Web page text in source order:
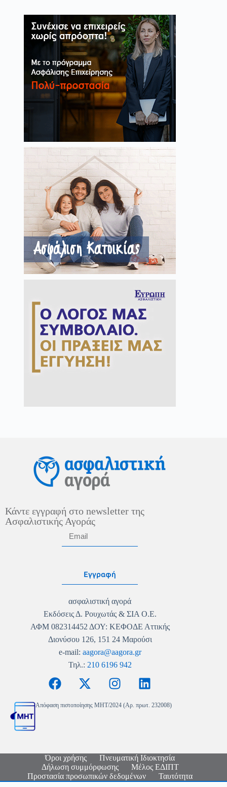
Κάντε εγγραφή στο newsletter της
Ασφαλιστικής Αγοράς
Εγγραφή
ασφαλιστική αγορά
Εκδόσεις Δ. Ρουχωτάς & ΣΙΑ Ο.Ε.
ΑΦΜ 082314452 ΔΟΥ: ΚΕΦΟΔΕ Αττικής
Διονύσου 126, 151 24 Μαρούσι
e-mail: aagora@aagora.gr
Τηλ.: 210 6196 942
Απόφαση πιστοποίησης MHT/2024 (Αρ. πρωτ. 232008)
Όροι χρήσης
Πνευματική Ιδιοκτησία
Δήλωση συμμόρφωσης
Μέλος ΕΔΙΠΤ
Προστασία προσωπικών δεδομένων
Ταυτότητα